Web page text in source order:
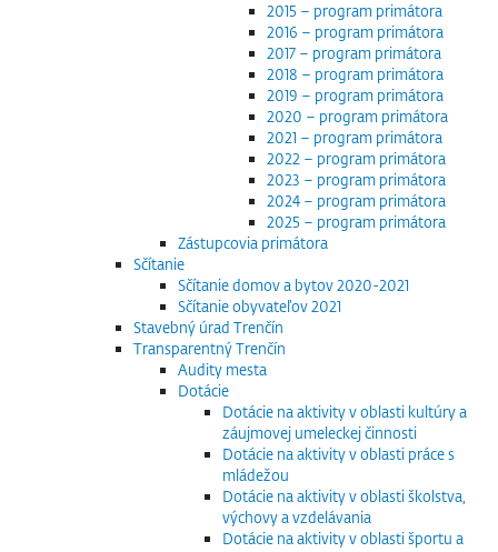
2015 – program primátora
2016 – program primátora
2017 – program primátora
2018 – program primátora
2019 – program primátora
2020 – program primátora
2021 – program primátora
2022 – program primátora
2023 – program primátora
2024 – program primátora
2025 – program primátora
Zástupcovia primátora
Sčítanie
Sčítanie domov a bytov 2020-2021
Sčítanie obyvateľov 2021
Stavebný úrad Trenčín
Transparentný Trenčín
Audity mesta
Dotácie
Dotácie na aktivity v oblasti kultúry a
záujmovej umeleckej činnosti
Dotácie na aktivity v oblasti práce s
mládežou
Dotácie na aktivity v oblasti školstva,
výchovy a vzdelávania
Dotácie na aktivity v oblasti športu a